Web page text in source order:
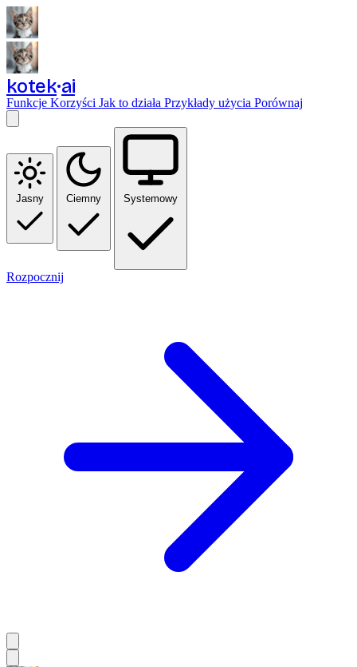
kotek ai
Funkcje Korzyści Jak to działa Przykłady użycia Porównaj
Jasny Ciemny Systemowy
Rozpocznij